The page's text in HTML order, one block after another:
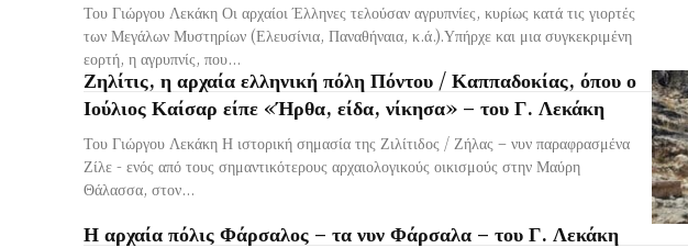
Του Γιώργου Λεκάκη Οι αρχαίοι Έλληνες τελούσαν αγρυπνίες, κυρίως κατά τις γιορτές
των Μεγάλων Μυστηρίων (Ελευσίνια, Παναθήναια, κ.ά.).Υπήρχε και μια συγκεκριμένη
εορτή, η αγρυπνίς, που...
Ζηλίτις, η αρχαία ελληνική πόλη Πόντου / Καππαδοκίας, όπου ο
Ιούλιος Καίσαρ είπε «Ήρθα, είδα, νίκησα» – του Γ. Λεκάκη
Του Γιώργου Λεκάκη Η ιστορική σημασία της Ζιλίτιδος / Ζήλας – νυν παραφρασμένα
Ζίλε - ενός από τους σημαντικότερους αρχαιολογικούς οικισμούς στην Μαύρη
Θάλασσα, στον...
Η αρχαία πόλις Φάρσαλος – τα νυν Φάρσαλα – του Γ. Λεκάκη